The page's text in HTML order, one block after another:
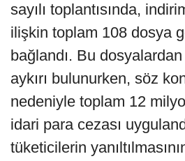
sayılı toplantısında,
ilişkin toplam 108 dosya
bağlandı. Bu
aykırı bulunurken, söz
nedeniyle toplam 12
idari para cezası
tüketicilerin